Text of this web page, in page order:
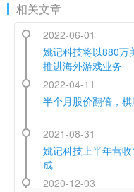
相关文章
2022-06-01
姚记科技将以880万
推进海外游戏业务
2022-04-11
半个月股价翻倍，
2021-08-31
姚记科技上半年营
成
2020-12-03